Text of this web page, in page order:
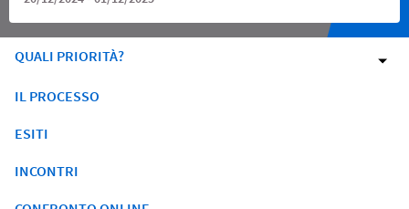
QUALI PRIORITÀ?
IL PROCESSO
ESITI
INCONTRI